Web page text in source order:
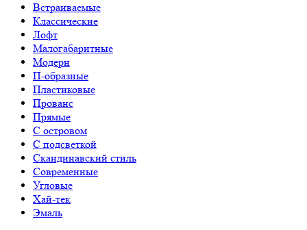
Встраиваемые
Классические
Лофт
Малогабаритные
Модерн
П-образные
Пластиковые
Прованс
Прямые
С островом
С подсветкой
Скандинавский стиль
Современные
Угловые
Хай-тек
Эмаль